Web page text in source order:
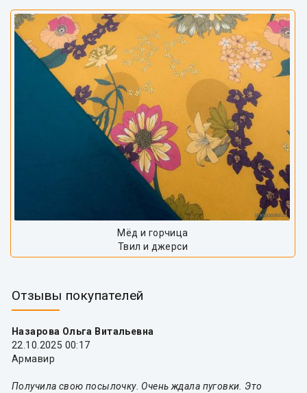
Мёд и горчица
Твил и джерси
Отзывы покупателей
Назарова Ольга Витальевна
22.10.2025 00:17
Армавир
Получила свою посылочку. Очень ждала пуговки. Это